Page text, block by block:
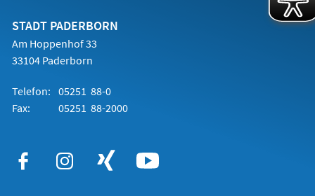
STADT PADERBORN
Am Hoppenhof 33
33104 Paderborn
Telefon: 05251 88-0
Fax:
05251 88-2000